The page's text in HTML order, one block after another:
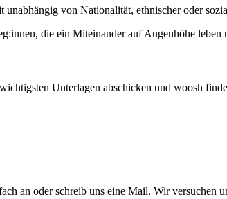
von Nationalität, ethnischer oder
die ein Miteinander auf Augenhöhe leben
Unterlagen abschicken und woosh
an oder schreib uns eine Mail. Wir